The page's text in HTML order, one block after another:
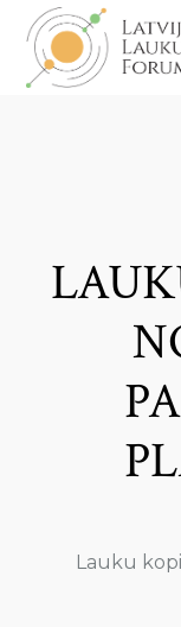
Lauku